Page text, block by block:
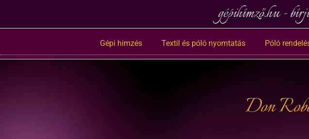
gépihímző.hu -
Gépi hímzés Textil és póló nyomtatás Póló
Don